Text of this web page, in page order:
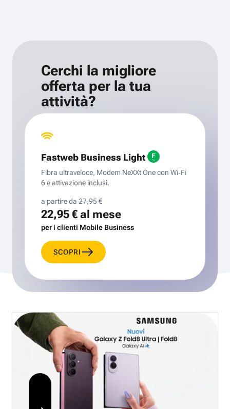
Cerchi la migliore
offerta per la tua
attività?
Fastweb Business Light
Fibra ultraveloce, Modem NeXXt One con Wi‑Fi
6 e attivazione inclusi.
a partire da 27,95 €
22,95 €al mese
per i clienti Mobile Business
SCOPRI